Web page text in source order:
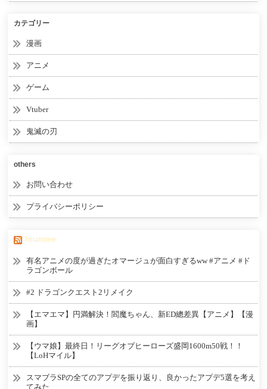
カテゴリー
漫画
アニメ
ゲーム
Vtuber
鬼滅の刃
others
お問い合わせ
プライバシーポリシー
Tmatome
有名アニメの度が過ぎたオマージュが面白すぎるww #アニメ #ド
ラゴンボール
#2 ドラゴンクエスト2リメイク
【エマエマ】円満解決！閻魔ちゃん、新ED總差異【アニメ】【漫
画】
【ウマ娘】最終日！リーグオブヒーローズ盛岡1600m50戦！！
【LoHマイル】
スマブラSPの全てのアプデを振り返り、良かったアプデ5選を考え
てみた